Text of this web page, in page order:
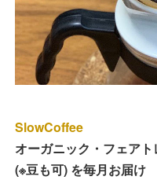
SlowCoffee
オーガニック・フェアト
(※豆も可) を毎月お届け